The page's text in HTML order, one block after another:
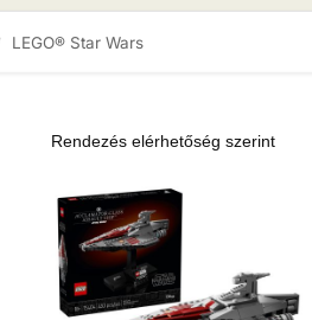
LEGO® Star Wars